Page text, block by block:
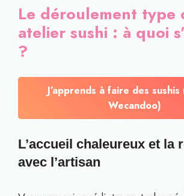
Le déroulement type
atelier sushi : à quoi
?
J’apprends à faire des
Wecandoo)
L’accueil chaleureux et la
avec l’artisan